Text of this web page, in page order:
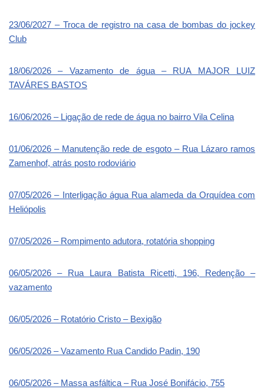
23/06/2027 – Troca de registro na casa de bombas do jockey
Club
18/06/2026 – Vazamento de água – RUA MAJOR LUIZ
TAVÁRES BASTOS
16/06/2026 – Ligação de rede de água no bairro Vila Celina
01/06/2026 – Manutenção rede de esgoto – Rua Lázaro ramos
Zamenhof, atrás posto rodoviário
07/05/2026 – Interligação água Rua alameda da Orquídea com
Heliópolis
07/05/2026 – Rompimento adutora, rotatória shopping
06/05/2026 – Rua Laura Batista Ricetti, 196, Redenção –
vazamento
06/05/2026 – Rotatório Cristo – Bexigão
06/05/2026 – Vazamento Rua Candido Padin, 190
06/05/2026 – Massa asfáltica – Rua José Bonifácio, 755